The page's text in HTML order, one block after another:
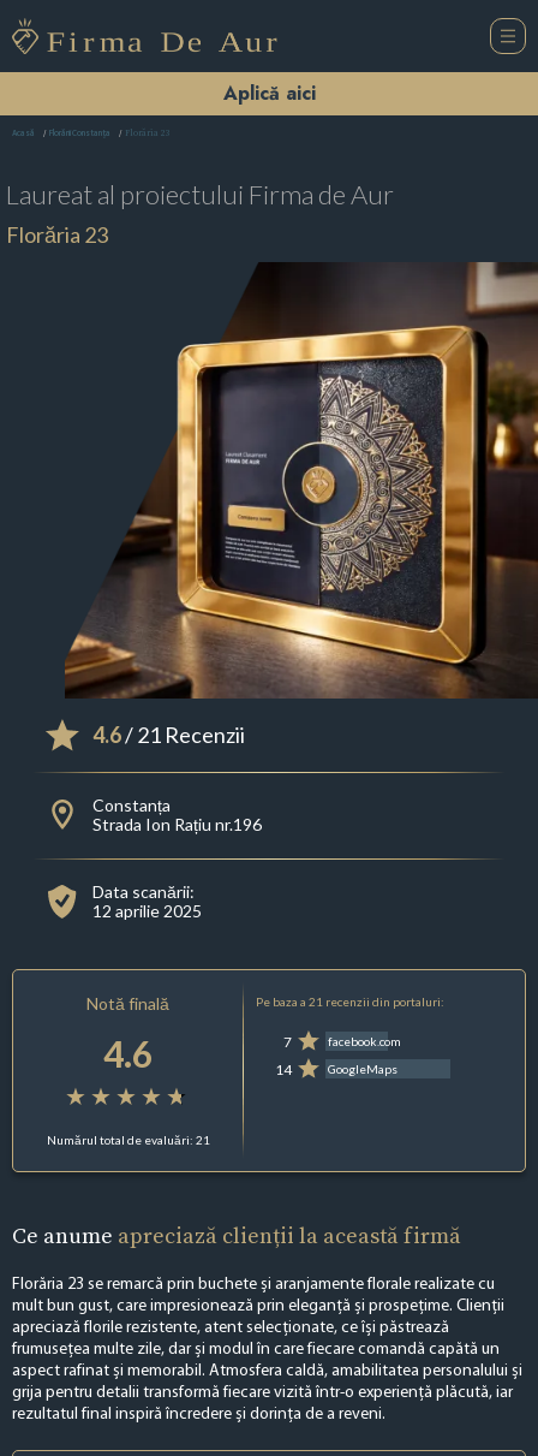
Aplică aici
Acasă Florării Constanţa Florăria 23
Laureat al proiectului Firma de Aur
Florăria 23
4.6/ 21 Recenzii
Constanța
Strada Ion Rațiu nr.196
Data scanării:
12 aprilie 2025
Notă finală
4.6
Numărul total de evaluări: 21
Pe baza a 21 recenzii din portaluri:
7 facebook.com
14 GoogleMaps
Ce anume apreciază clienții la această firmă
Florăria 23 se remarcă prin buchete și aranjamente florale realizate cu
mult bun gust, care impresionează prin eleganță și prospețime. Clienții
apreciază florile rezistente, atent selecționate, ce își păstrează
frumusețea multe zile, dar și modul în care fiecare comandă capătă un
aspect rafinat și memorabil. Atmosfera caldă, amabilitatea personalului și
grija pentru detalii transformă fiecare vizită într-o experiență plăcută, iar
rezultatul final inspiră încredere și dorința de a reveni.